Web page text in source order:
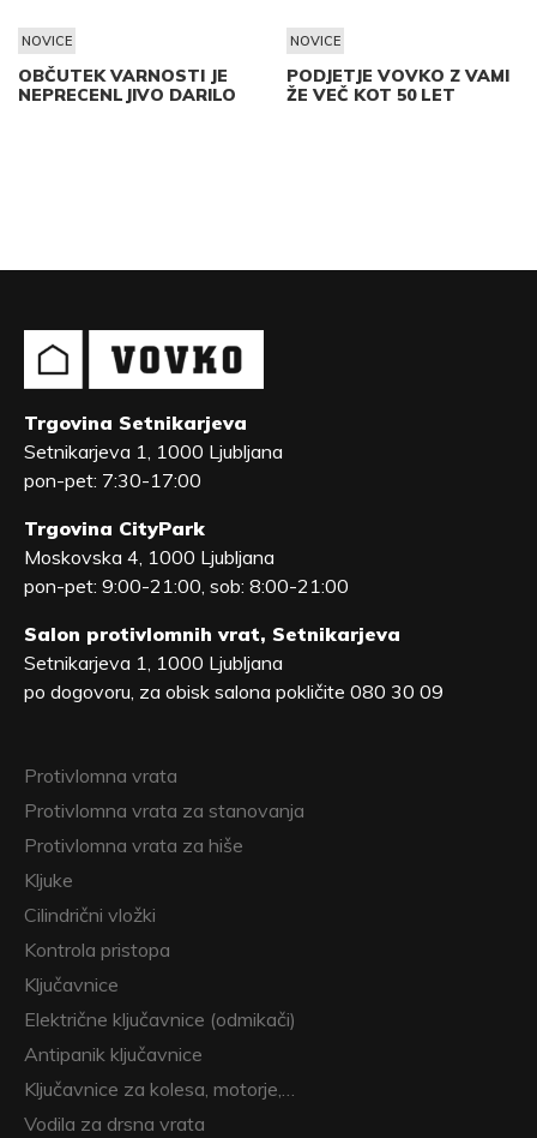
NOVICE
OBČUTEK VARNOSTI JE
NEPRECENLJIVO DARILO
NOVICE
PODJETJE VOVKO Z VAMI
ŽE VEČ KOT 50 LET
Trgovina Setnikarjeva
Setnikarjeva 1, 1000 Ljubljana
pon-pet: 7:30-17:00
Trgovina CityPark
Moskovska 4, 1000 Ljubljana
pon-pet: 9:00-21:00, sob: 8:00-21:00
Salon protivlomnih vrat, Setnikarjeva
Setnikarjeva 1, 1000 Ljubljana
po dogovoru, za obisk salona pokličite 080 30 09
Protivlomna vrata
Protivlomna vrata za stanovanja
Protivlomna vrata za hiše
Kljuke
Cilindrični vložki
Kontrola pristopa
Ključavnice
Električne ključavnice (odmikači)
Antipanik ključavnice
Ključavnice za kolesa, motorje,…
Vodila za drsna vrata